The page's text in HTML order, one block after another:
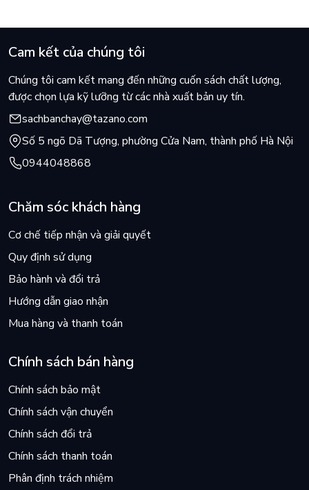
Cam kết của chúng tôi
Chúng tôi cam kết mang đến những cuốn sách chất lượng,
được chọn lựa kỹ lưỡng từ các nhà xuất bản uy tín.
sachbanchay@tazano.com
Số 5 ngõ Dã Tượng, phường Cửa Nam, thành phố Hà Nội
0944048868
Chăm sóc khách hàng
Cơ chế tiếp nhận và giải quyết
Quy định sử dụng
Bảo hành và đổi trả
Hướng dẫn giao nhận
Mua hàng và thanh toán
Chính sách bán hàng
Chính sách bảo mật
Chính sách vận chuyển
Chính sách đổi trả
Chính sách thanh toán
Phân định trách nhiệm